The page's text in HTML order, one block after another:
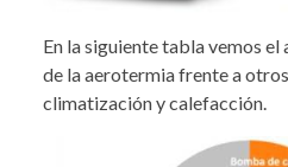
En la siguiente tabla vemos el
de la aerotermia frente a
climatización y calefacción.